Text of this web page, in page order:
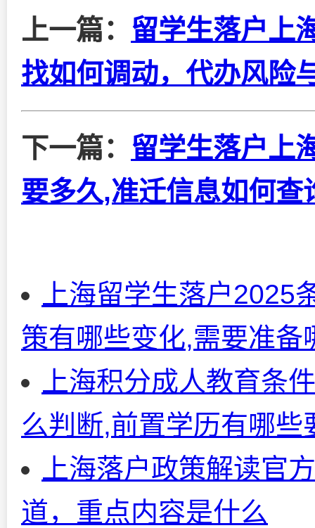
上一篇： 留学生落户上
找如何调动，代办风险
下一篇： 留学生落户上
要多久,准迁信息如何查
上海留学生落户2025
策有哪些变化,需要准备
上海积分成人教育条
么判断,前置学历有哪些
上海落户政策解读官
道，重点内容是什么